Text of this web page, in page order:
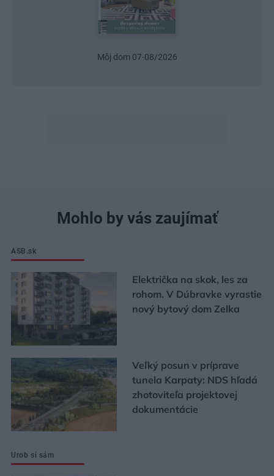
Môj dom 07-08/2026
Mohlo by vás zaujímať
ASB.sk
Električka na skok, les za
rohom. V Dúbravke vyrastie
nový bytový dom Zelka
Veľký posun v príprave
tunela Karpaty: NDS hľadá
zhotoviteľa projektovej
dokumentácie
Urob si sám